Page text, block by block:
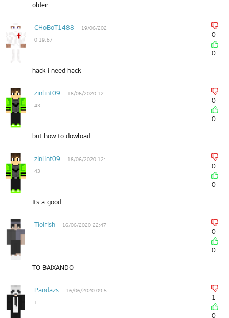
older.
CHoBoT1488
19/06/202
0 19:57
0
0
hack i need hack
zinlint09
18/06/2020 12:
43
0
0
but how to dowload
zinlint09
18/06/2020 12:
43
0
0
Its a good
TioIrish 16/06/2020 22:47
0
0
TO BAIXANDO
Pandazs
16/06/2020 09:5
1
1
0